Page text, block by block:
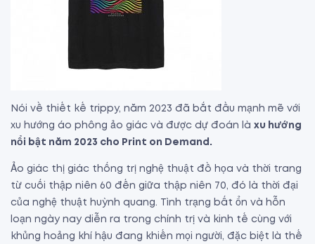
Nói về thiết kế trippy, năm 2023 đã bắt đầu mạnh mẽ với
xu hướng áo phông ảo giác và được dự đoán là xu hướng
nổi bật năm 2023 cho Print on Demand.
Ảo giác thị giác thống trị nghệ thuật đồ họa và thời trang
từ cuối thập niên 60 đến giữa thập niên 70, đó là thời đại
của nghệ thuật huỳnh quang. Tình trạng bất ổn và hỗn
loạn ngày nay diễn ra trong chính trị và kinh tế cùng với
khủng hoảng khí hậu đang khiến mọi người, đặc biệt là thế